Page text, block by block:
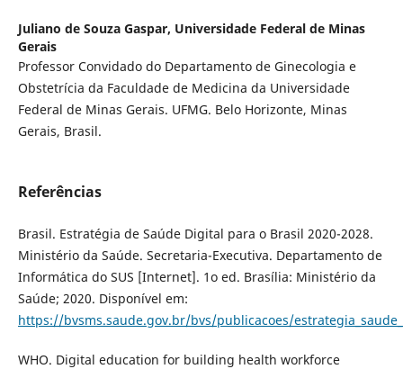
Juliano de Souza Gaspar, Universidade Federal de Minas
Gerais
Professor Convidado do Departamento de Ginecologia e
Obstetrícia da Faculdade de Medicina da Universidade
Federal de Minas Gerais. UFMG. Belo Horizonte, Minas
Gerais, Brasil.
Referências
Brasil. Estratégia de Saúde Digital para o Brasil 2020-2028.
Ministério da Saúde. Secretaria-Executiva. Departamento de
Informática do SUS [Internet]. 1o ed. Brasília: Ministério da
Saúde; 2020. Disponível em:
https://bvsms.saude.gov.br/bvs/publicacoes/
WHO. Digital education for building health workforce